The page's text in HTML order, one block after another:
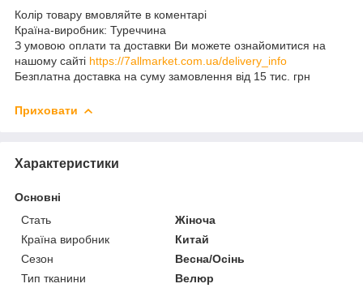
Колір товару вмовляйте в коментарі
Країна-виробник: Туреччина
З умовою оплати та доставки Ви можете ознайомитися на
нашому сайті https://7allmarket.com.ua/delivery_info
Безплатна доставка на суму замовлення від 15 тис. грн
Приховати
Характеристики
Основні
Стать
Жіноча
Країна виробник
Китай
Сезон
Весна/Осінь
Тип тканини
Велюр